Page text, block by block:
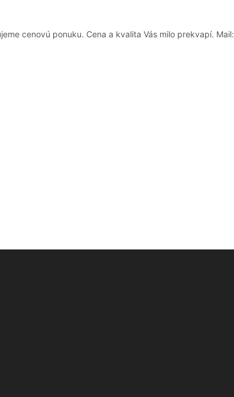
cenovú ponuku. Cena a kvalita Vás milo prekvapí. Mail: